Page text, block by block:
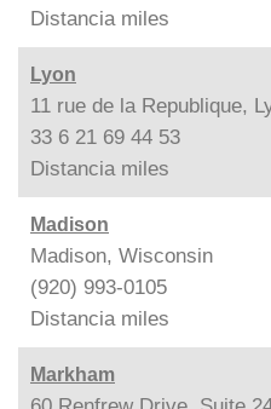
Distancia miles
Lyon
11 rue de la Republique,
33 6 21 69 44 53
Distancia miles
Madison
Madison, Wisconsin
(920) 993-0105
Distancia miles
Markham